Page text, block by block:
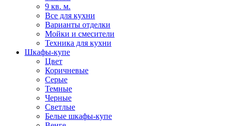
9 кв. м.
Все для кухни
Варианты отделки
Мойки и смесители
Техника для кухни
Шкафы-купе
Цвет
Коричневые
Серые
Темные
Черные
Светлые
Белые шкафы-купе